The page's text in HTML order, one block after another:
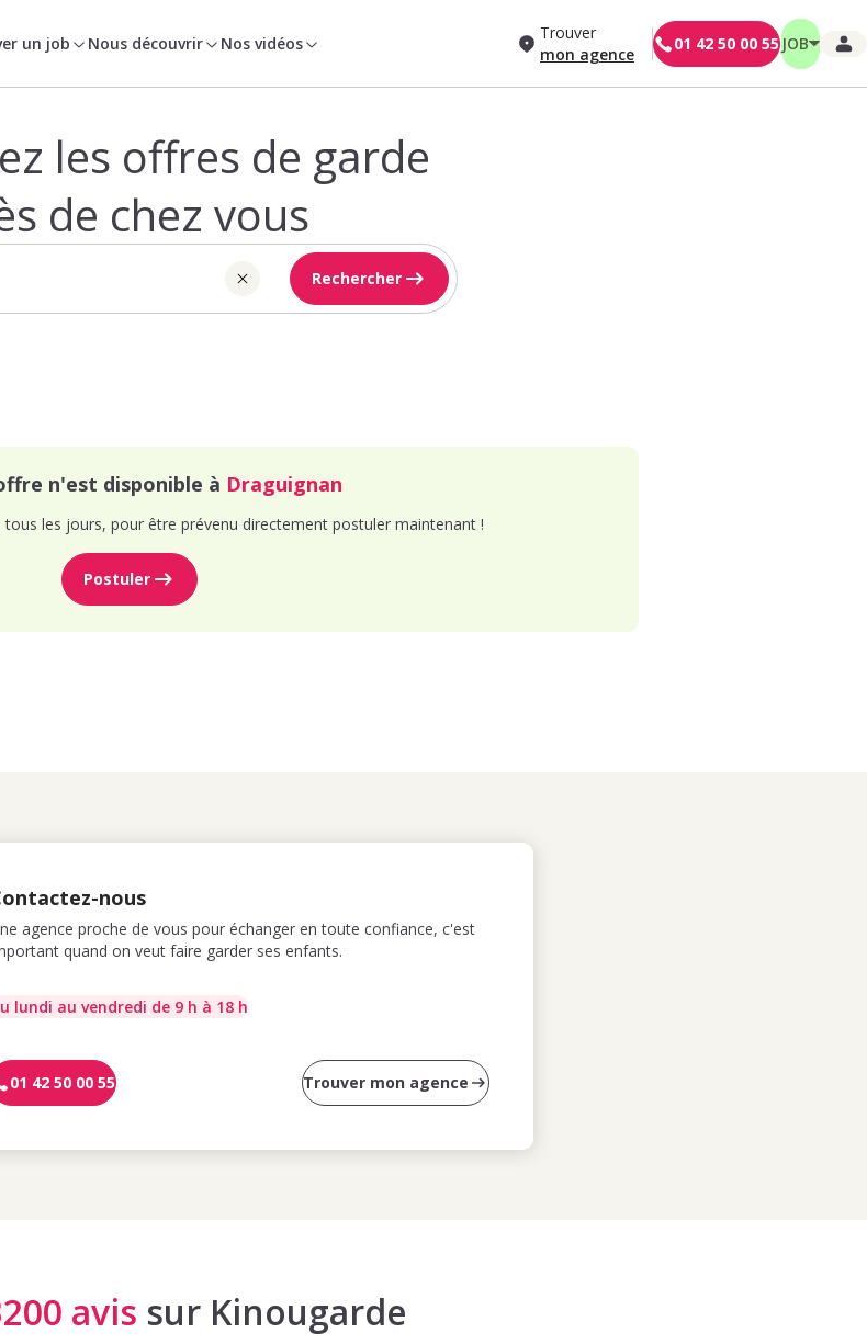
un job Nous découvrir Nos vidéos
Trouver
mon agence
01 42 50 00 55 JOB
les offres de garde
de chez vous
Rechercher
n'est disponible à Draguignan
les jours, pour être prévenu directement postuler maintenant !
Postuler
nous
agence proche de vous pour échanger en toute confiance, c'est
quand on veut faire garder ses enfants.
lundi au vendredi de 9 h à 18 h
01 42 50 00 55 Trouver mon agence
avis sur Kinougarde